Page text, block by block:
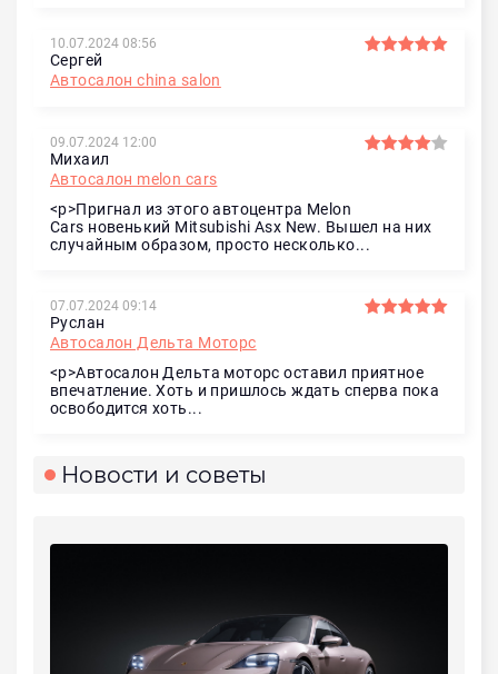
10.07.2024 08:56
Сергей
Автосалон china salon
09.07.2024 12:00
Михаил
Автосалон melon cars
<p>Пригнал из этого автоцентра Melon
Cars новенький Mitsubishi Asx New. Вышел на них
случайным образом, просто несколько...
07.07.2024 09:14
Руслан
Автосалон Дельта Моторс
<p>Автосалон Дельта моторс оставил приятное
впечатление. Хоть и пришлось ждать сперва пока
освободится хоть...
Новости и советы